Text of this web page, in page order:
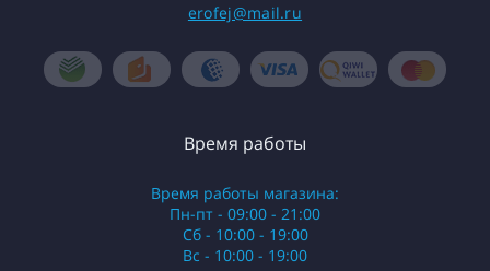
erofej@mail.ru
Время работы
Время работы магазина:
Пн-пт - 09:00 - 21:00
Сб - 10:00 - 19:00
Вс - 10:00 - 19:00